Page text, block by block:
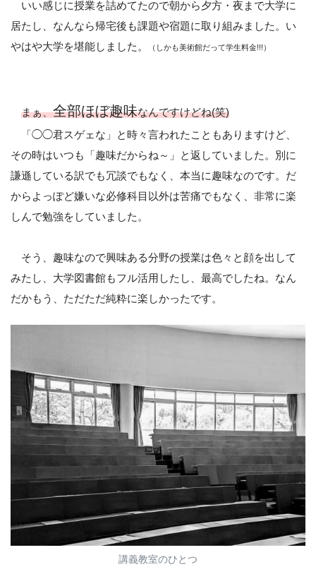
いい感じに授業を詰めてたので朝から夕方・夜まで大学に
居たし、なんなら帰宅後も課題や宿題に取り組みました。い
やはや大学を堪能しました。
（しかも美術館だって学生料金!!!）
まぁ、全部ほぼ趣味なんですけどね(笑)
「◯◯君スゲェな」と時々言われたこともありますけど、
その時はいつも「趣味だからね～」と返していました。別に
謙遜している訳でも冗談でもなく、本当に趣味なのです。だ
からよっぽど嫌いな必修科目以外は苦痛でもなく、非常に楽
しんで勉強をしていました。
そう、趣味なので興味ある分野の授業は色々と顔を出して
みたし、大学図書館もフル活用したし、最高でしたね。なん
だかもう、ただただ純粋に楽しかったです。
講義教室のひとつ